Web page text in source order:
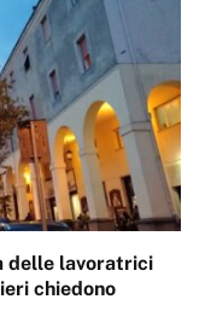
delle lavoratrici
chiedono